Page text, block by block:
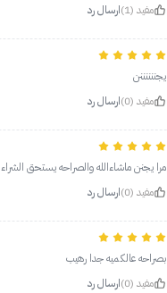
مفيد (1) ارسال رد
يجننننننن
مفيد (0)
ارسال رد
مرا يجنن ماشاءالله والصراحه يستحق الشراء
مفيد (0)
ارسال رد
بصراحه عالكميه جدا رهيب
مفيد (0)
ارسال رد